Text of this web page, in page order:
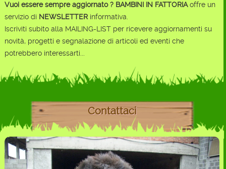
Vuoi essere sempre aggiornato ? BAMBINI IN FATTORIAoffre un
servizio di NEWSLETTERinformativa.
Iscriviti subito alla MAILING-LIST per ricevere aggiornamenti su
novità, progetti e segnalazione di articoli ed eventi che
potrebbero interessarti...
Contattaci